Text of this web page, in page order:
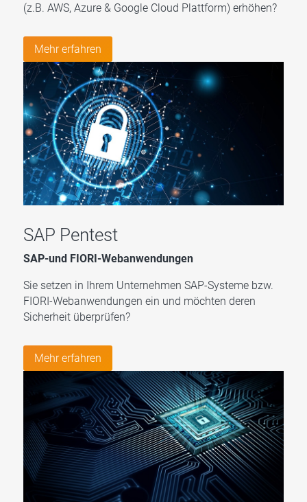
(z.B. AWS, Azure & Google Cloud Plattform) erhöhen?
Mehr erfahren
SAP Pentest
SAP-und FIORI-Webanwendungen
Sie setzen in Ihrem Unternehmen SAP-Systeme bzw.
FIORI-Webanwendungen ein und möchten deren
Sicherheit überprüfen?
Mehr erfahren